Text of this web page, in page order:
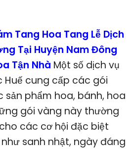
Tang Hoa Tang Lễ Dịch
Tại Huyện Nam Đông
Tận Nhà Một số dịch vụ
Huế cung cấp các gói
phẩm hoa, bánh, hoa
gói vàng này thường
các cơ hội đặc biệt
sanh nhật, ngày đáng